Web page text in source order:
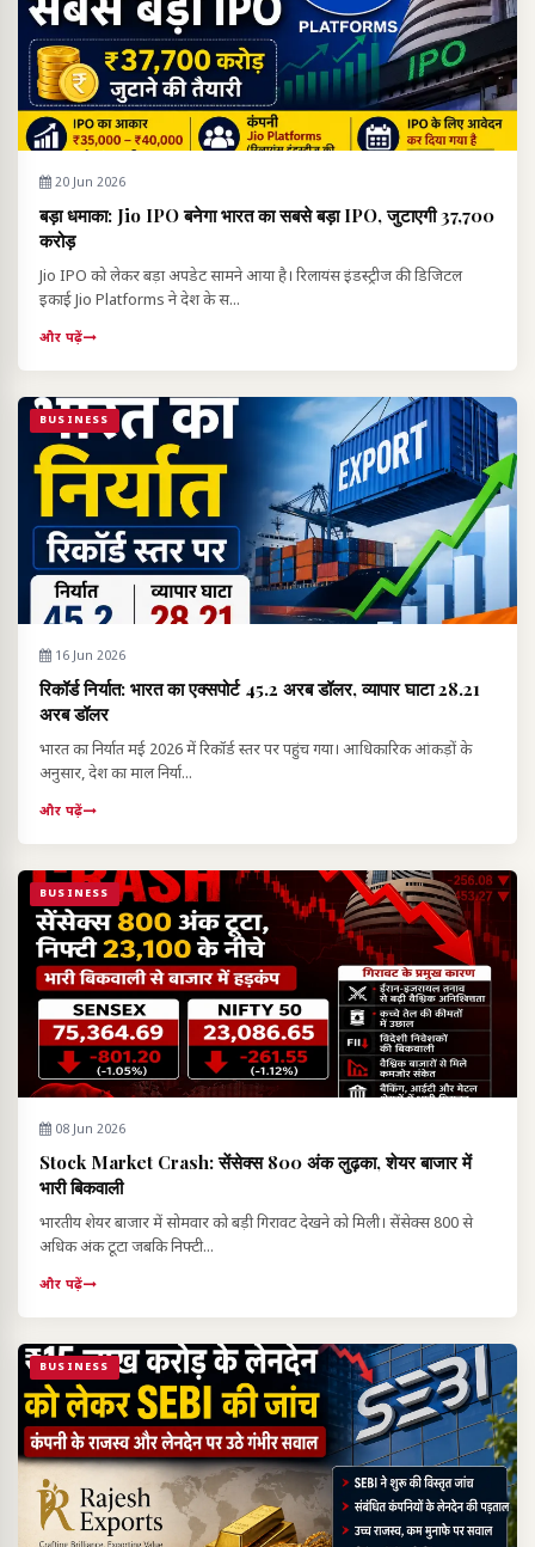
20 Jun 2026
बड़ा धमाका: Jio IPO बनेगा भारत का सबसे बड़ा IPO, जुटाएगी ₹37,700
करोड़
Jio IPO को लेकर बड़ा अपडेट सामने आया है। रिलायंस इंडस्ट्रीज की डिजिटल
इकाई Jio Platforms ने देश के स...
और पढ़ें
BUSINESS
16 Jun 2026
रिकॉर्ड निर्यात: भारत का एक्सपोर्ट 45.2 अरब डॉलर, व्यापार घाटा 28.21
अरब डॉलर
भारत का निर्यात मई 2026 में रिकॉर्ड स्तर पर पहुंच गया। आधिकारिक आंकड़ों के
अनुसार, देश का माल निर्या...
और पढ़ें
BUSINESS
08 Jun 2026
Stock Market Crash: सेंसेक्स 800 अंक लुढ़का, शेयर बाजार में
भारी बिकवाली
भारतीय शेयर बाजार में सोमवार को बड़ी गिरावट देखने को मिली। सेंसेक्स 800 से
अधिक अंक टूटा जबकि निफ्टी...
और पढ़ें
BUSINESS